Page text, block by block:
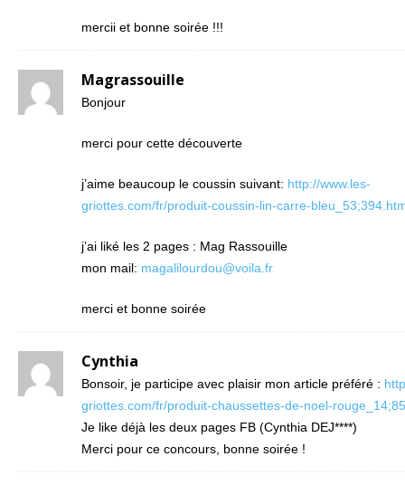
mercii et bonne soirée !!!
Magrassouille
Bonjour
merci pour cette découverte
j’aime beaucoup le coussin suivant: http://www.les-
griottes.com/fr/produit-coussin-lin-carre-
j’ai liké les 2 pages : Mag Rassouille
mon mail: magalilourdou@voila.fr
merci et bonne soirée
Cynthia
Bonsoir, je participe avec plaisir mon article préféré :
griottes.com/fr/produit-chaussettes-de-noel-
Je like déjà les deux pages FB (Cynthia DEJ****)
Merci pour ce concours, bonne soirée !